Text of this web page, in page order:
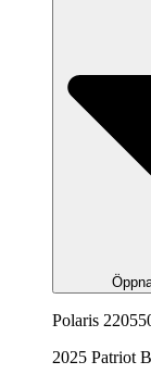
Polaris
2025 Patriot